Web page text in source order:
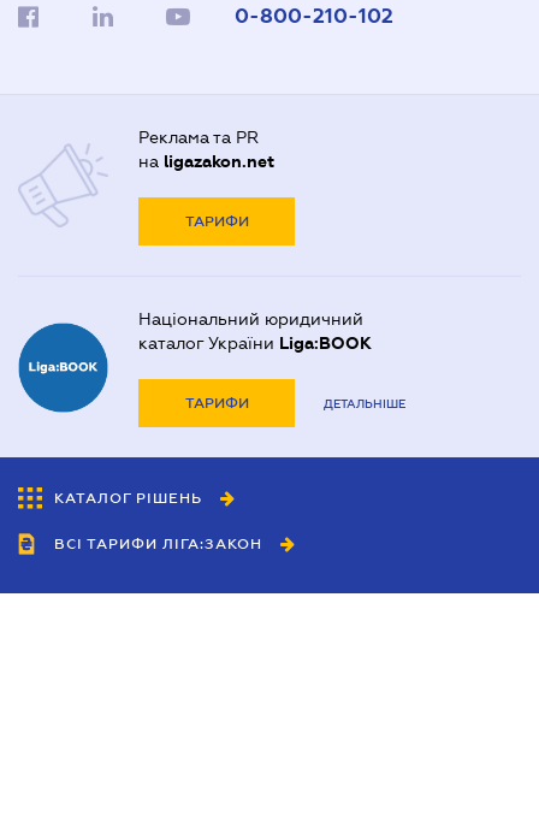
0-800-210-102
Реклама та PR
на ligazakon.net
ТАРИФИ
Національний юридичний
каталог України Liga:BOOK
ТАРИФИ ДЕТАЛЬНІШЕ
КАТАЛОГ РІШЕНЬ
ВСІ ТАРИФИ ЛІГА:ЗАКОН